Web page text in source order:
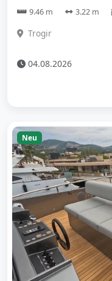
9.46 m 3.22 m
Trogir
04.08.2026
Neu